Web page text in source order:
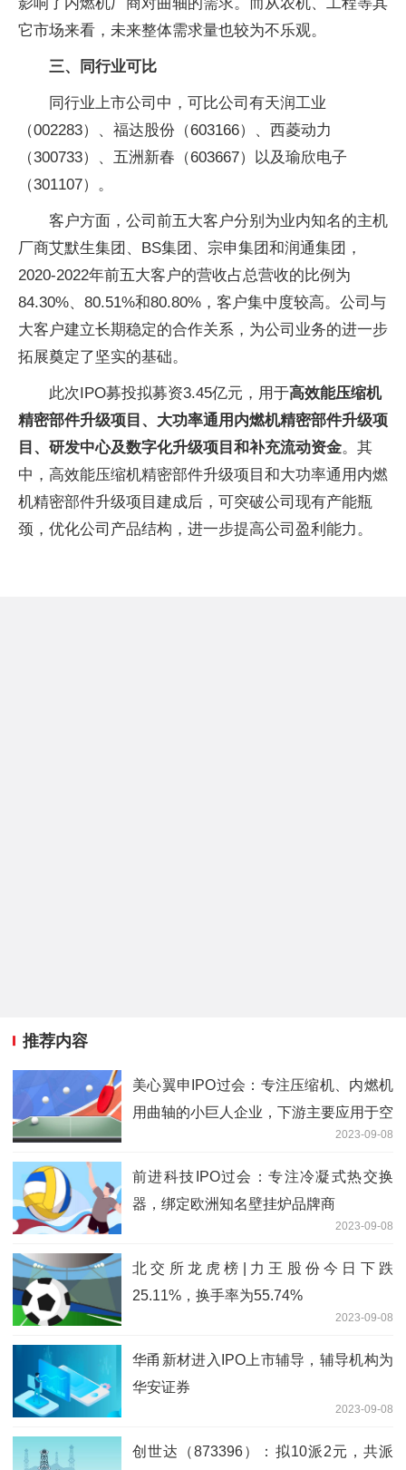
它市场来看，未来整体需求量也较为不乐观。
三、同行业可比
同行业上市公司中，可比公司有天润工业
（002283）、福达股份（603166）、西菱动力
（300733）、五洲新春（603667）以及瑜欣电子
（301107）。
客户方面，公司前五大客户分别为业内知名的主机
厂商艾默生集团、BS集团、宗申集团和润通集团，
2020-2022年前五大客户的营收占总营收的比例为
84.30%、80.51%和80.80%，客户集中度较高。公司与
大客户建立长期稳定的合作关系，为公司业务的进一步
拓展奠定了坚实的基础。
此次IPO募投拟募资3.45亿元，用于高效能压缩机
精密部件升级项目、大功率通用内燃机精密部件升级项
目、研发中心及数字化升级项目和补充流动资金。其
中，高效能压缩机精密部件升级项目和大功率通用内燃
机精密部件升级项目建成后，可突破公司现有产能瓶
颈，优化公司产品结构，进一步提高公司盈利能力。
推荐内容
美心翼申IPO过会：专注压缩机、内燃机
用曲轴的小巨人企业，下游主要应用于空
2023-09-08
前进科技IPO过会：专注冷凝式热交换
器，绑定欧洲知名壁挂炉品牌商
2023-09-08
北交所龙虎榜|力王股份今日下跌
25.11%，换手率为55.74%
2023-09-08
华甬新材进入IPO上市辅导，辅导机构为
华安证券
2023-09-08
创世达（873396）：拟10派2元，共派